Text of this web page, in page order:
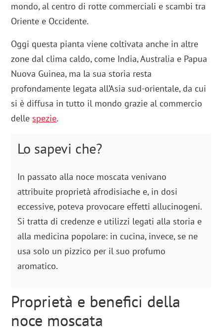
mondo, al centro di rotte commerciali e scambi tra
Oriente e Occidente.
Oggi questa pianta viene coltivata anche in altre
zone dal clima caldo, come India, Australia e Papua
Nuova Guinea, ma la sua storia resta
profondamente legata all’Asia sud-orientale, da cui
si è diffusa in tutto il mondo grazie al commercio
delle spezie.
Lo sapevi che?
In passato alla noce moscata venivano
attribuite proprietà afrodisiache e, in dosi
eccessive, poteva provocare effetti allucinogeni.
Si tratta di credenze e utilizzi legati alla storia e
alla medicina popolare: in cucina, invece, se ne
usa solo un pizzico per il suo profumo
aromatico.
Proprietà e benefici della
noce moscata